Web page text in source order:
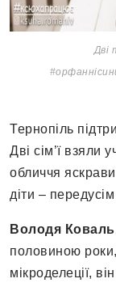
Дві
Тернопіль
Дві сім’ї взяли
обличчя
діти –
Володя Коваль
половиною роки,
мікроделеції,